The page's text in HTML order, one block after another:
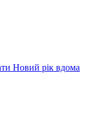
Новий рік вдома